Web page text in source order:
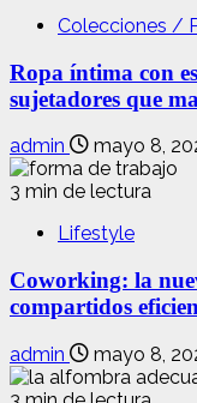
Colecciones /
Ropa íntima con
sujetadores que
admin
mayo 8,
3 min de lectura
Lifestyle
Coworking: la
compartidos
admin
mayo 8,